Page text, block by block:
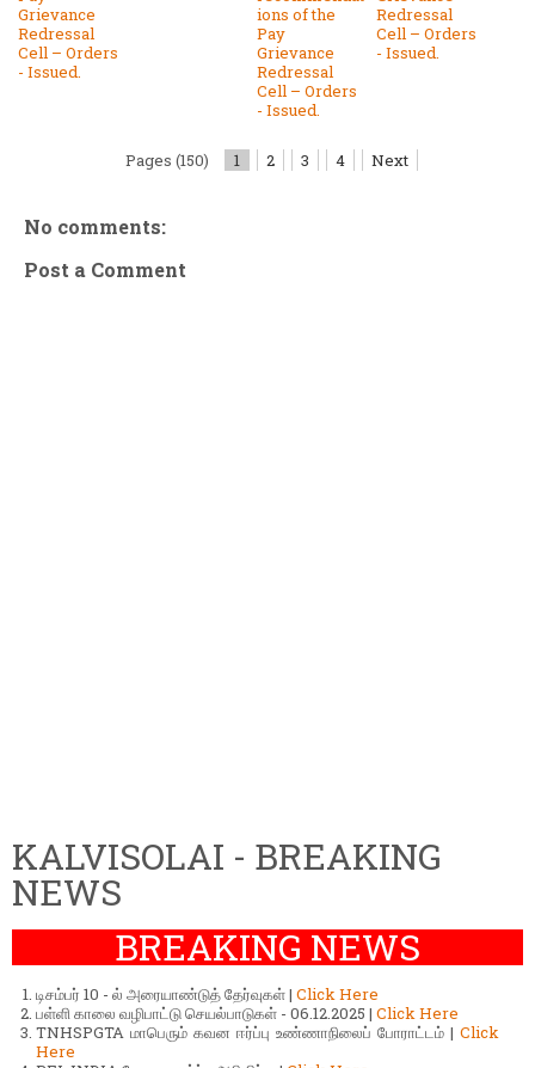
Grievance
Redressal
Cell – Orders
- Issued.
ions of the
Pay
Grievance
Redressal
Cell – Orders
- Issued.
Redressal
Cell – Orders
- Issued.
Pages (150) 1 2 3 4 Next
No comments:
Post a Comment
KALVISOLAI - BREAKING
NEWS
BREAKING NEWS
டிசம்பர் 10 - ல் அரையாண்டுத் தேர்வுகள் | Click Here
பள்ளி காலை வழிபாட்டு செயல்பாடுகள் - 06.12.2025 | Click Here
TNHSPGTA மாபெரும் கவன ஈர்ப்பு உண்ணாநிலைப் போராட்டம் | Click
Here